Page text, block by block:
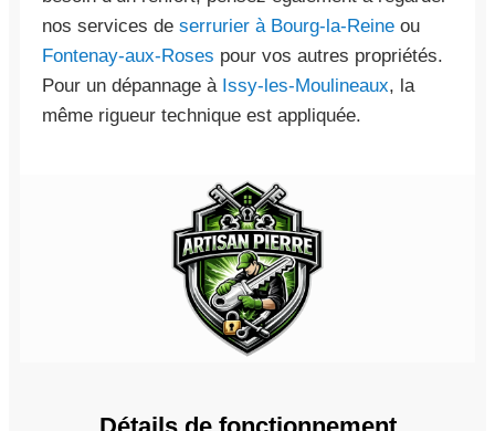
nos services de serrurier à Bourg-la-Reine ou
Fontenay-aux-Roses pour vos autres propriétés.
Pour un dépannage à Issy-les-Moulineaux, la
même rigueur technique est appliquée.